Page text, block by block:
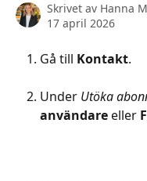
Skrivet av Hanna
17 april 2026
Gå till Kontakt.
Under Utöka
användare eller